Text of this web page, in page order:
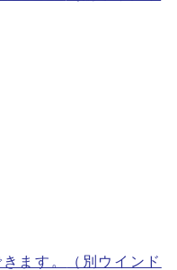
ます。
（別ウインド